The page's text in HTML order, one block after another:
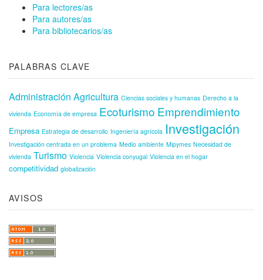
Para lectores/as
Para autores/as
Para bibliotecarios/as
PALABRAS CLAVE
Administración Agricultura Ciencias sociales y humanas Derecho a la
vivienda Economía de empresa Ecoturismo Emprendimiento
Empresa Estrategia de desarrollo Ingeniería agrícola Investigación
Investigación centrada en un problema Medio ambiente Mipymes Necesidad de
vivienda Turismo Violencia Violencia conyugal Violencia en el hogar
competitividad globalización
AVISOS